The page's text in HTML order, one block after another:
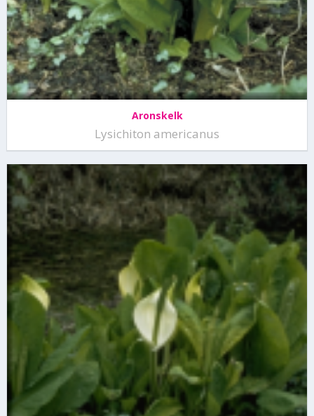
Aronskelk
Lysichiton americanus